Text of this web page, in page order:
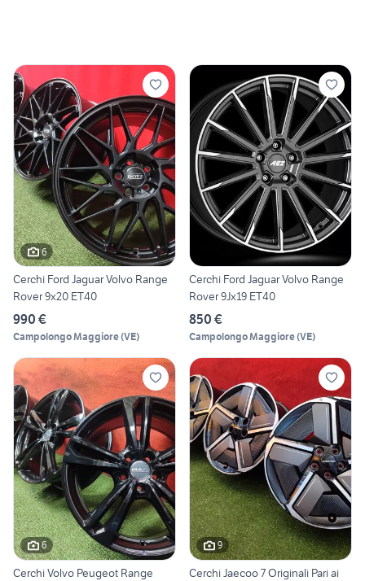
6
Cerchi Ford Jaguar Volvo Range
Rover 9x20 ET40
990 €
Campolongo Maggiore(VE)
Cerchi Ford Jaguar Volvo Range
Rover 9Jx19 ET40
850 €
Campolongo Maggiore(VE)
6
Cerchi Volvo Peugeot Range
9
Cerchi Jaecoo 7 Originali Pari ai